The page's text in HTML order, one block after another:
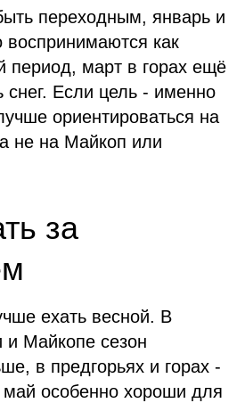
переходным, январь и
как
период, март в горах ещё
снег. Если цель - именно
ориентироваться на
не на Майкоп или
за
ехать весной. В
и Майкопе сезон
в предгорьях и горах -
особенно хороши для